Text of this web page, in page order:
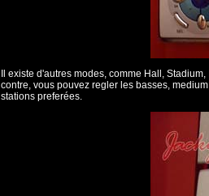
Il existe d'autres modes, comme Hall,
contre, vous pouvez regler les basses,
stations preferées.